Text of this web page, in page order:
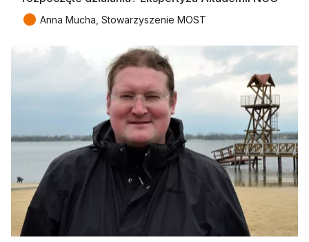
● Anna Mucha, Stowarzyszenie MOST